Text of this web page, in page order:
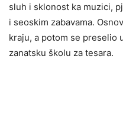
sluh i sklonost ka muzici,
i seoskim zabavama.
kraju, a potom se preselio
zanatsku školu za tesara.